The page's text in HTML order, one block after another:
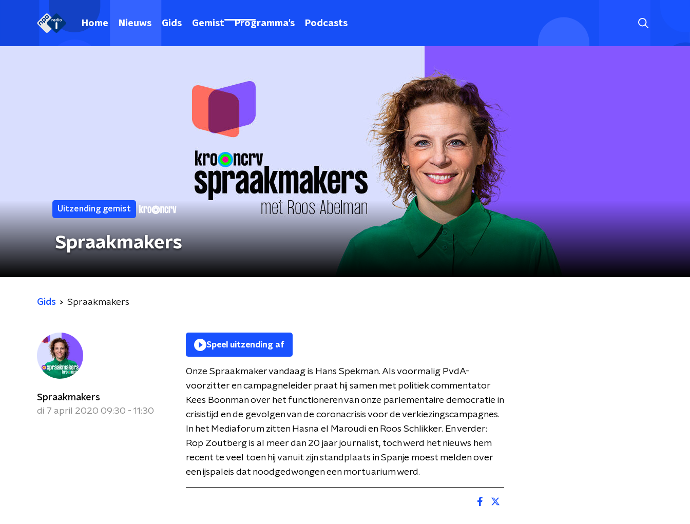
Home Nieuws Gids Gemist Programma's Podcasts
Uitzending gemist
Spraakmakers
Gids Spraakmakers
Spraakmakers
di 7 april 2020 09:30 - 11:30
Speel uitzending af
Onze Spraakmaker vandaag is Hans Spekman. Als voormalig PvdA-
voorzitter en campagneleider praat hij samen met politiek commentator
Kees Boonman over het functioneren van onze parlementaire democratie in
crisistijd en de gevolgen van de coronacrisis voor de verkiezingscampagnes.
In het Mediaforum zitten Hasna el Maroudi en Roos Schlikker. En verder:
Rop Zoutberg is al meer dan 20 jaar journalist, toch werd het nieuws hem
recent te veel toen hij vanuit zijn standplaats in Spanje moest melden over
een ijspaleis dat noodgedwongen een mortuarium werd.